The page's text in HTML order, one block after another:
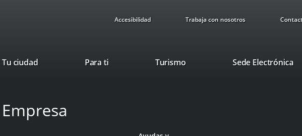
Accesibilidad Trabaja con nosotros
Tu ciudad Para ti TurismoThis
Sede Electrónica